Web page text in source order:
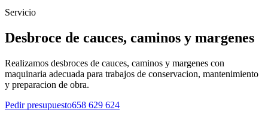
Servicio
Desbroce de cauces, caminos y margenes
Realizamos desbroces de cauces, caminos y margenes con
maquinaria adecuada para trabajos de conservacion, mantenimiento
y preparacion de obra.
Pedir presupuesto658 629 624